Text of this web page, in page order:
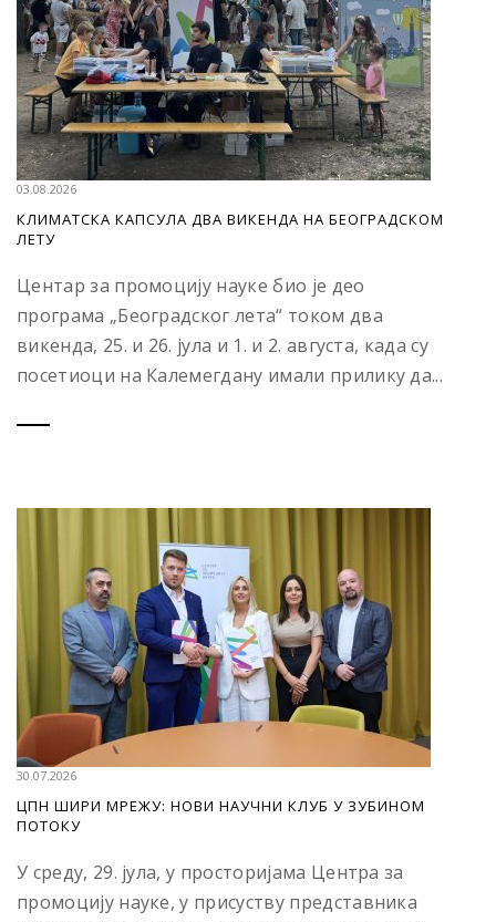
03.08.2026
КЛИМАТСКА КАПСУЛА ДВА ВИКЕНДА НА БЕОГРАДСКОМ
ЛЕТУ
Центар за промоцију науке био је део
програма „Београдског лета“ током два
викенда, 25. и 26. јула и 1. и 2. августа, када су
посетиоци на Калемегдану имали прилику да...
30.07.2026
ЦПН ШИРИ МРЕЖУ: НОВИ НАУЧНИ КЛУБ У ЗУБИНОМ
ПОТОКУ
У среду, 29. јула, у просторијама Центра за
промоцију науке, у присуству представника